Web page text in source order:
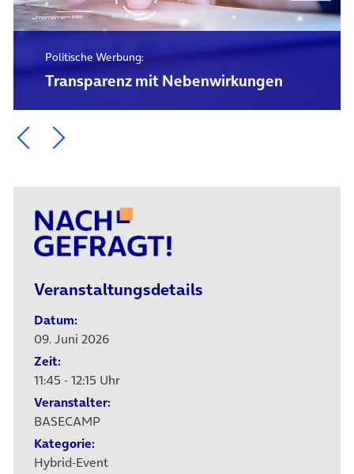
Politische Werbung:
Transparenz mit Nebenwirkungen
Ein Element zurück blättern
Ein Element weiter blättern
Veranstaltungsdetails
Datum:
09. Juni 2026
Zeit:
11:45 - 12:15 Uhr
Veranstalter:
BASECAMP
Kategorie:
Hybrid-Event